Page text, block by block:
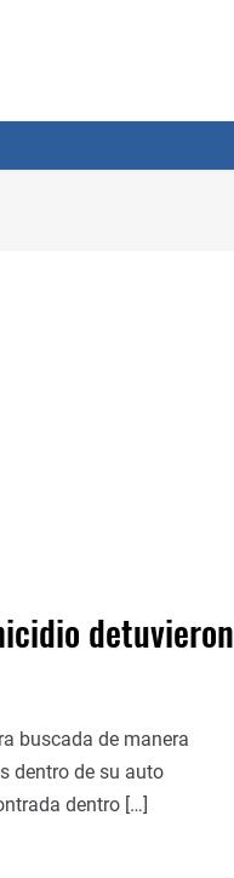
detuvieron
buscada de manera
dentro de su auto
dentro […]